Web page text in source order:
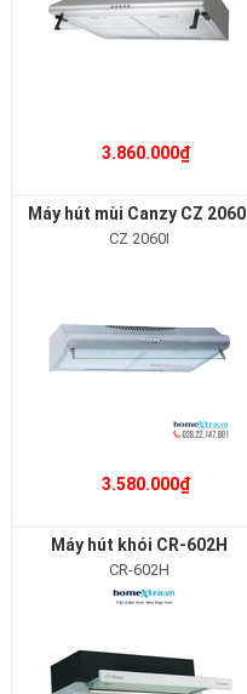
3.860.000₫
Máy hút mùi Canzy CZ 2060I
CZ 2060I
3.580.000₫
Máy hút khói CR-602H
CR-602H